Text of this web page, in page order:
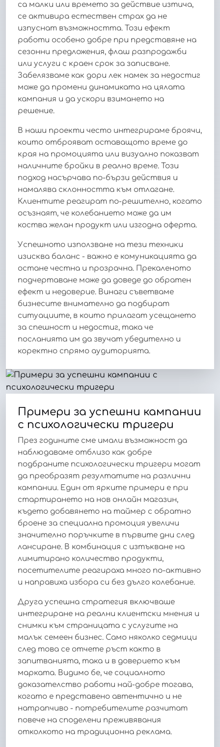
са малки или времето за действие изтича,
се активира естествен страх да не
изпуснат възможността. Този ефект
работи особено добре при представяне на
сезонни предложения, флаш разпродажби
или услуги с краен срок за записване.
Забелязваме как дори лек намек за недостиг
може да промени динамиката на цялата
кампания и да ускори взимането на
решение.
В наши проекти често интегрираме броячи,
които отброяват оставащото време до
края на промоцията или визуално показват
наличните бройки в реално време. Този
подход насърчава по-бързи действия и
намалява склонността към отлагане.
Клиентите реагират по-решително, когато
осъзнаят, че колебанието може да им
коства желан продукт или изгодна оферта.
Успешното използване на тези техники
изисква баланс - важно е комуникацията да
остане честна и прозрачна. Прекаленото
подчертаване може да доведе до обратен
ефект и недоверие. Винаги съветваме
бизнесите внимателно да подбират
ситуациите, в които прилагат усещането
за спешност и недостиг, така че
посланията им да звучат убедително и
коректно спрямо аудиторията.
Примери за успешни кампании
с психологически тригери
През годините сме имали възможност да
наблюдаваме отблизо как добре
подбраните психологически тригери могат
да преобразят резултатите на различни
кампании. Един от ярките примери е при
стартирането на нов онлайн магазин,
където добавянето на таймер с обратно
броене за специална промоция увеличи
значително поръчките в първите дни след
лансиране. В комбинация с изтъкване на
лимитирано количество продукти,
посетителите реагираха много по-активно
и направиха избора си без дълго колебание.
Друга успешна стратегия включваше
интегриране на реални клиентски мнения и
снимки към страницата с услугите на
малък семеен бизнес. Само няколко седмици
след това се отчете ръст както в
запитванията, така и в доверието към
марката. Видимо бе, че социалното
доказателство работи най-добре тогава,
когато е представено автентично и не
натрапчиво - потребителите разчитат
повече на споделени преживявания
отколкото на традиционна реклама.